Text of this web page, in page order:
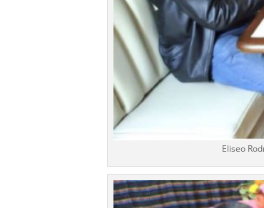
Eliseo